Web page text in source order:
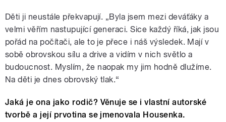
Děti ji neustále překvapují. „Byla jsem mezi deváťáky a
velmi věřím nastupující generaci. Sice každý říká, jak jsou
pořád na počítači, ale to je přece i náš výsledek. Mají v
sobě obrovskou sílu a drive a vidím v nich světlo a
budoucnost. Myslím, že naopak my jim hodně dlužíme.
Na děti je dnes obrovský tlak.“
Jaká je ona jako rodič? Věnuje se i vlastní autorské
tvorbě a její prvotina se jmenovala Housenka.